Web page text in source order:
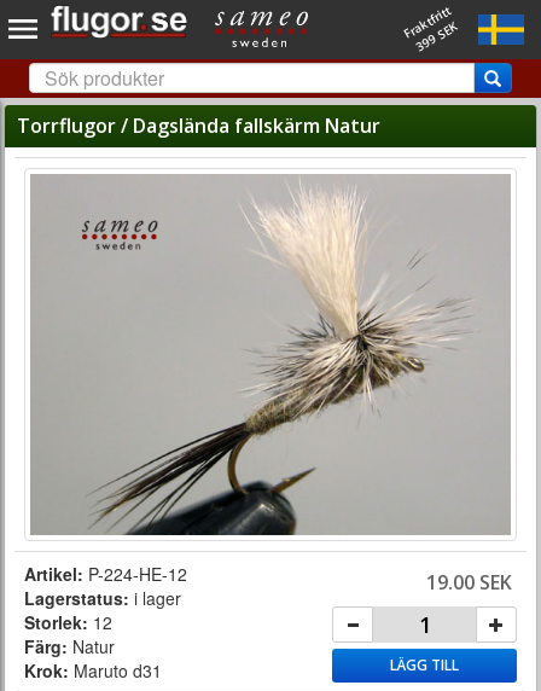
Fraktfritt
399 SEK
Torrflugor / Dagslända fallskärm Natur
Artikel: P-224-HE-12
Lagerstatus: i lager
Storlek: 12
Färg: Natur
Krok: Maruto d31
19.00 SEK
LÄGG TILL